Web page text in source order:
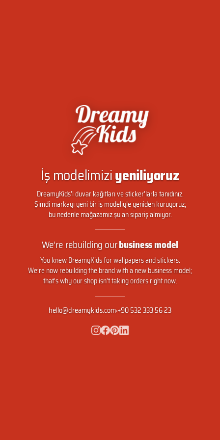
İş modelimiziyeniliyoruz
DreamyKids’i duvar kağıtları ve sticker’larla tanıdınız.
Şimdi markayı yeni bir iş modeliyle yeniden kuruyoruz;
bu nedenle mağazamız şu an sipariş almıyor.
We’re rebuilding ourbusiness model
You knew DreamyKids for wallpapers and stickers.
We’re now rebuilding the brand with a new business model;
that’s why our shop isn’t taking orders right now.
hello@dreamykids.com+90 532 333 56 23